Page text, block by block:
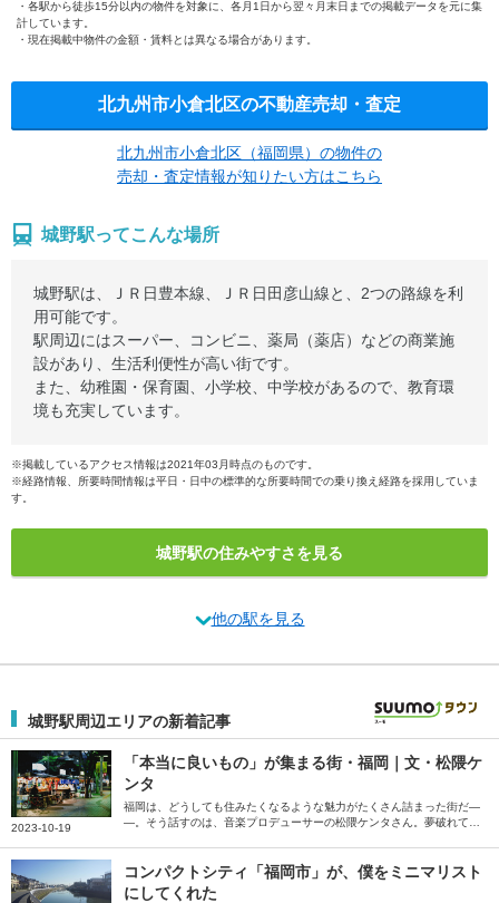
各駅から徒歩15分以内の物件を対象に、各月1日から翌々月末日までの掲載データを元に集
計しています。
現在掲載中物件の金額・賃料とは異なる場合があります。
北九州市小倉北区の不動産売却・査定
北九州市小倉北区（福岡県）の物件の
売却・査定情報が知りたい方はこちら
城野駅ってこんな場所
城野駅は、ＪＲ日豊本線、ＪＲ日田彦山線と、2つの路線を利
用可能です。
駅周辺にはスーパー、コンビニ、薬局（薬店）などの商業施
設があり、生活利便性が高い街です。
また、幼稚園・保育園、小学校、中学校があるので、教育環
境も充実しています。
※掲載しているアクセス情報は2021年03月時点のものです。
※経路情報、所要時間情報は平日・日中の標準的な所要時間での乗り換え経路を採用していま
す。
城野駅の住みやすさを見る
他の駅を見る
城野駅周辺エリアの新着記事
2023-10-19
「本当に良いもの」が集まる街・福岡｜文・松隈ケ
ンタ
福岡は、どうしても住みたくなるような魅力がたくさん詰まった街だ―
―。そう話すのは、音楽プロデューサーの松隈ケンタさん。夢破れて帰
した。
コンパクトシティ「福岡市」が、僕をミニマリスト
にしてくれた